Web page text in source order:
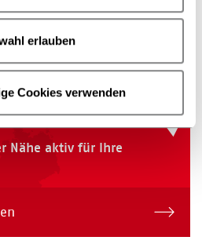
erlauben
Cookies verwenden
Nähe aktiv für Ihre
Nähe aktiv für Ihre Interessen